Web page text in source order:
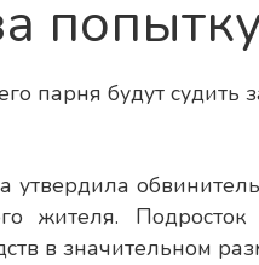
утвердила
жителя.
в значительном